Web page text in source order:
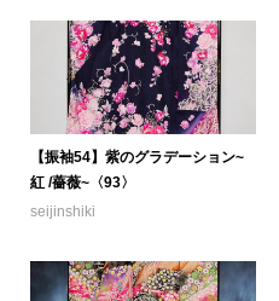
【振袖54】紫のグラデーション~
紅 /薔薇~〈93〉
seijinshiki